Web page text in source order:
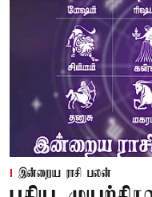
இன்றைய ராசி பலன்